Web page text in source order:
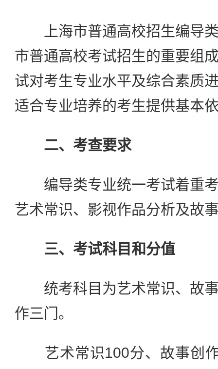
上海市普通高校招生编导类
市普通高校考试招生的重要组
试对考生专业水平及综合素质
适合专业培养的考生提供基本
二、考查要求
编导类专业统一考试着重考
艺术常识、影视作品分析及故
三、考试科目和分值
统考科目为艺术常识、故事
作三门。
艺术常识100分、故事创作